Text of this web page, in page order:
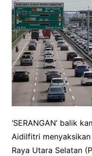
‘SERANGAN’ balik
Aidilfitri
Raya Utara Selatan